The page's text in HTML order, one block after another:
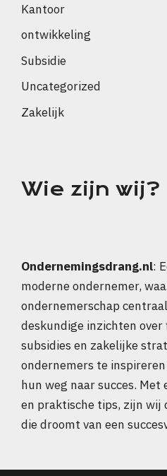
Kantoor
ontwikkeling
Subsidie
Uncategorized
Zakelijk
Wie zijn wij?
Ondernemingsdrang.nl:
moderne ondernemer,
ondernemerschap
deskundige inzichten over
subsidies en zakelijke
ondernemers te
hun weg naar succes. Met
en praktische tips, zijn wij
die droomt van een